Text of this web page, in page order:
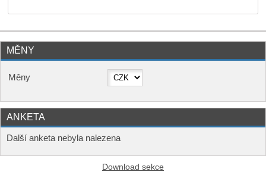
MĚNY
Měny
ANKETA
Další anketa nebyla nalezena
Download sekce